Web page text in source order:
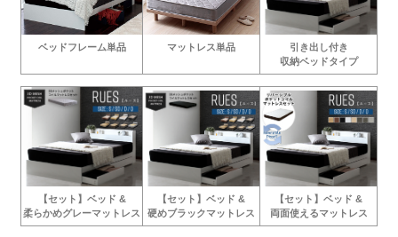
ベッドフレーム単品 マットレス単品
引き出し付き
収納ベッドタイプ
【セット】ベッド &
柔らかめグレーマットレス
【セット】ベッド &
硬めブラックマットレス
【セット】ベッド &
両面使えるマットレス